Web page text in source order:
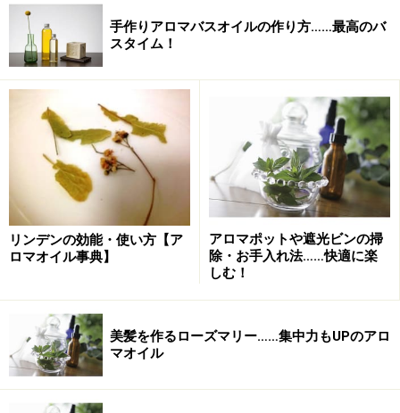
手作りアロマバスオイルの作り方……最高のバ
スタイム！
リンデンの効能・使い方【ア
ロマオイル事典】
アロマポットや遮光ビンの掃
除・お手入れ法……快適に楽
しむ！
美髪を作るローズマリー……集中力もUPのアロ
マオイル